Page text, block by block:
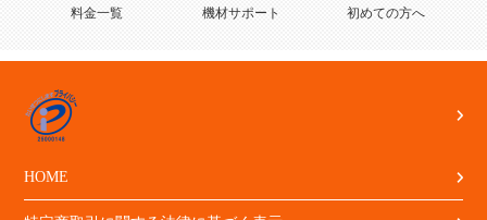
料金一覧 機材サポート 初めての方へ
HOME